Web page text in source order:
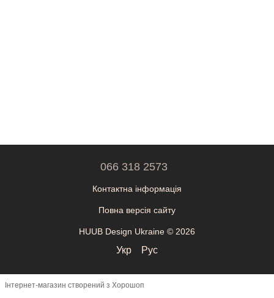
066 318 2573
Контактна інформація
Повна версія сайту
HUUB Design Ukraine © 2026
Укр Рус
Інтернет-магазин створений з Хорошоп